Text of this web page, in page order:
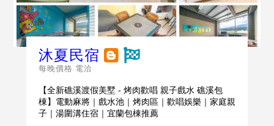
沐夏民宿
每晚價格 電洽
【全新礁溪渡假美墅 - 烤肉歡唱 親子戲水 礁溪包
棟】電動麻將｜戲水池｜烤肉區｜歡唱娛樂｜家庭親
子｜湯圍溝住宿｜宜蘭包棟推薦